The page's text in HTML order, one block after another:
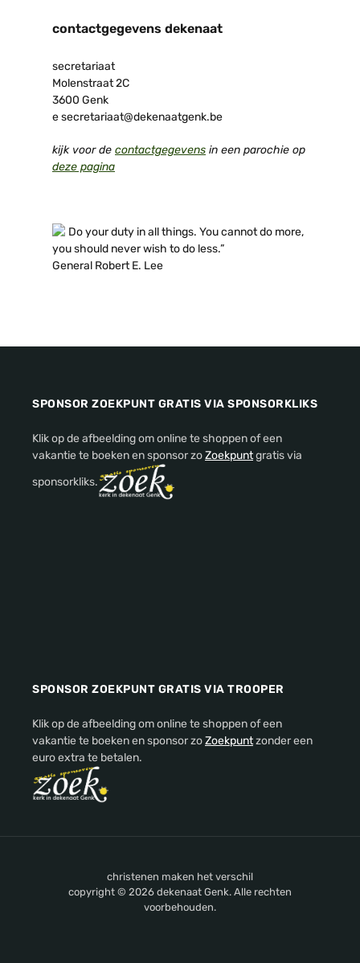
contactgegevens dekenaat
secretariaat
Molenstraat 2C
3600 Genk
e secretariaat@dekenaatgenk.be
kijk voor de contactgegevens in een parochie op
deze pagina
Do your duty in all things. You cannot do more,
you should never wish to do less.”
General Robert E. Lee
SPONSOR ZOEKPUNT GRATIS VIA SPONSORKLIKS
Klik op de afbeelding om online te shoppen of een
vakantie te boeken en sponsor zoZoekpuntgratis via
sponsorkliks.
SPONSOR ZOEKPUNT GRATIS VIA TROOPER
Klik op de afbeelding om online te shoppen of een
vakantie te boeken en sponsor zoZoekpuntzonder een
euro extra te betalen.
christenen maken het verschil
copyright © 2026 dekenaat Genk. Alle rechten
voorbehouden.